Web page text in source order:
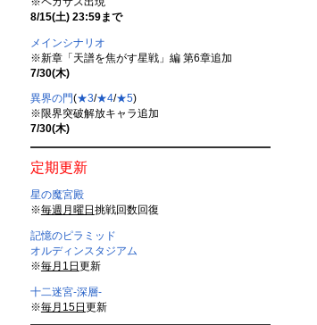
8/15(土) 23:59まで
メインシナリオ
※新章「天譜を焦がす星戦」編 第6章追加
7/30(木)
異界の門(★3/★4/★5)
※限界突破解放キャラ追加
7/30(木)
定期更新
星の魔宮殿
※毎週月曜日 挑戦回数回復
記憶のピラミッド
オルディンスタジアム
※毎月1日 更新
十二迷宮-深層-
※毎月15日更新